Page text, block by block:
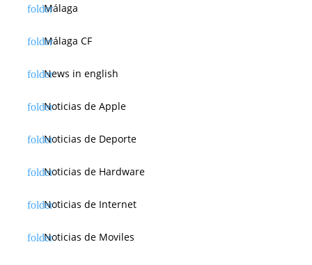
Málaga
Málaga CF
News in english
Noticias de Apple
Noticias de Deporte
Noticias de Hardware
Noticias de Internet
Noticias de Moviles